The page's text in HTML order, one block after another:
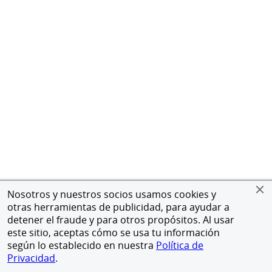
Nosotros y nuestros socios usamos cookies y
otras herramientas de publicidad, para ayudar a
detener el fraude y para otros propósitos. Al usar
este sitio, aceptas cómo se usa tu información
según lo establecido en nuestra Política de
Privacidad.